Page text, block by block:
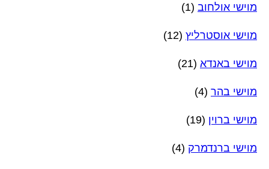
מוישי אולחוב (1)
מוישי אוסטרליץ (12)
מוישי באנדא (21)
מוישי בהר (4)
מוישי ברוין (19)
מוישי ברנדמרק (4)